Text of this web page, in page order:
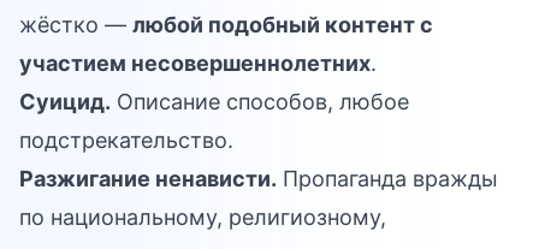
жёстко — любой подобный контент с
участием несовершеннолетних.
Суицид. Описание способов, любое
подстрекательство.
Разжигание ненависти. Пропаганда вражды
по национальному, религиозному,